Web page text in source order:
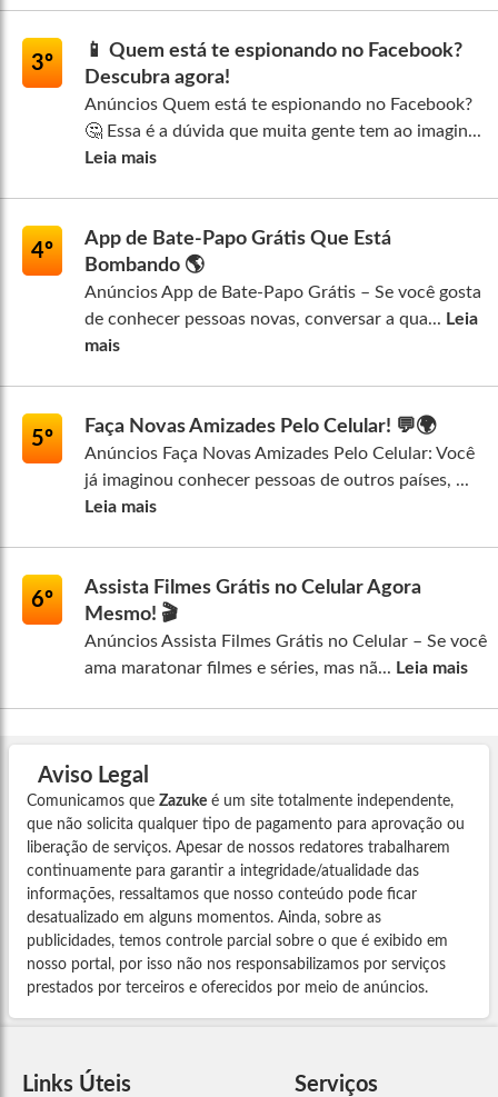
3º
📱 Quem está te espionando no Facebook?
Descubra agora!
Anúncios Quem está te espionando no Facebook?
🤔 Essa é a dúvida que muita gente tem ao imagin...
Leia mais
4º
App de Bate-Papo Grátis Que Está
Bombando 🌎
Anúncios App de Bate-Papo Grátis – Se você gosta
de conhecer pessoas novas, conversar a qua... Leia
mais
5º
Faça Novas Amizades Pelo Celular! 💬🌍
Anúncios Faça Novas Amizades Pelo Celular: Você
já imaginou conhecer pessoas de outros países, ...
Leia mais
6º
Assista Filmes Grátis no Celular Agora
Mesmo! 🎬
Anúncios Assista Filmes Grátis no Celular – Se você
ama maratonar filmes e séries, mas nã... Leia mais
Aviso Legal
Comunicamos que Zazuke é um site totalmente independente,
que não solicita qualquer tipo de pagamento para aprovação ou
liberação de serviços. Apesar de nossos redatores trabalharem
continuamente para garantir a integridade/atualidade das
informações, ressaltamos que nosso conteúdo pode ficar
desatualizado em alguns momentos. Ainda, sobre as
publicidades, temos controle parcial sobre o que é exibido em
nosso portal, por isso não nos responsabilizamos por serviços
prestados por terceiros e oferecidos por meio de anúncios.
Links Úteis Serviços